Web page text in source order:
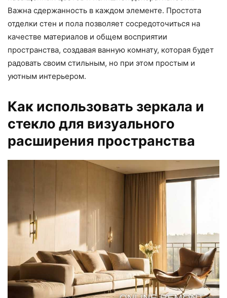
Важна сдержанность в каждом элементе. Простота
отделки стен и пола позволяет сосредоточиться на
качестве материалов и общем восприятии
пространства, создавая ванную комнату, которая будет
радовать своим стильным, но при этом простым и
уютным интерьером.
Как использовать зеркала и
стекло для визуального
расширения пространства